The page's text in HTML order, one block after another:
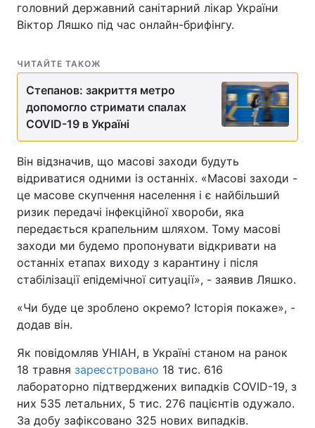
головний державний санітарний лікар України
Віктор Ляшко під час онлайн-брифінгу.
ЧИТАЙТЕ ТАКОЖ
Степанов: закриття метро
допомогло стримати спалах
COVID-19 в Україні
Він відзначив, що масові заходи будуть
відриватися одними із останніх. «Масові заходи -
це масове скупчення населення і є найбільший
ризик передачі інфекційної хвороби, яка
передається крапельним шляхом. Тому масові
заходи ми будемо пропонувати відкривати на
останніх етапах виходу з карантину і після
стабілізації епідемічної ситуації», - заявив Ляшко.
«Чи буде це зроблено окремо? Історія покаже», -
додав він.
Як повідомляв УНІАН, в Україні станом на ранок
18 травня зареєстровано 18 тис. 616
лабораторно підтверджених випадків COVID-19, з
них 535 летальних, 5 тис. 276 пацієнтів одужало.
За добу зафіксовано 325 нових випадків.